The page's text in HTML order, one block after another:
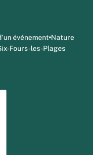
événement Nature
Fours-les-Plages